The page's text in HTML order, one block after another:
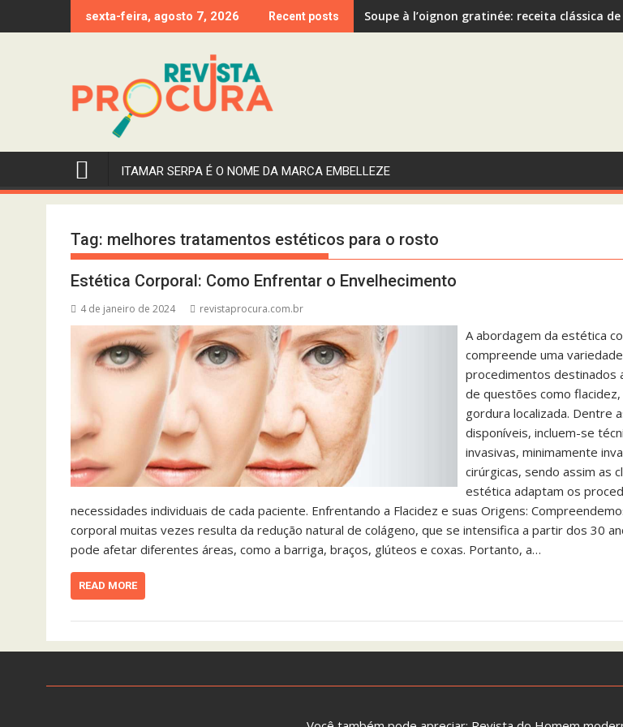
to
sexta-feira, agosto 7, 2026 Recent posts Soupe à l’oignon gratinée: receita clássica
Sopa de Abóbora com Gengibre: A Escolha
ITAMAR SERPA É O NOME DA MARCA EMBELLEZE
Tag: melhores tratamentos estéticos para o rosto
Estética Corporal: Como Enfrentar o Envelhecimento
4 de janeiro de 2024 revistaprocura.com.br
A abordagem da estética
compreende uma
procedimentos destinados
de questões como flacidez,
gordura localizada. Dentre
disponíveis, incluem-se
invasivas, minimamente
cirúrgicas, sendo assim as
estética adaptam os
necessidades individuais de cada paciente. Enfrentando a Flacidez e suas Origens:
corporal muitas vezes resulta da redução natural de colágeno, que se intensifica a partir dos 30
pode afetar diferentes áreas, como a barriga, braços, glúteos e coxas. Portanto, a…
READ MORE